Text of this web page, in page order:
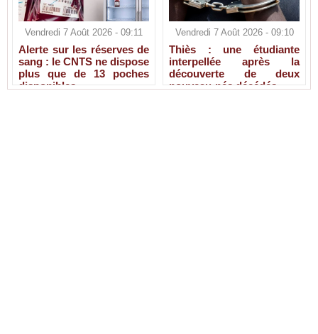
Vendredi 7 Août 2026 - 09:11
Alerte sur les réserves de
sang : le CNTS ne dispose
plus que de 13 poches
disponibles
Vendredi 7 Août 2026 - 09:10
Thiès : une étudiante
interpellée après la
découverte de deux
nouveau-nés décédés